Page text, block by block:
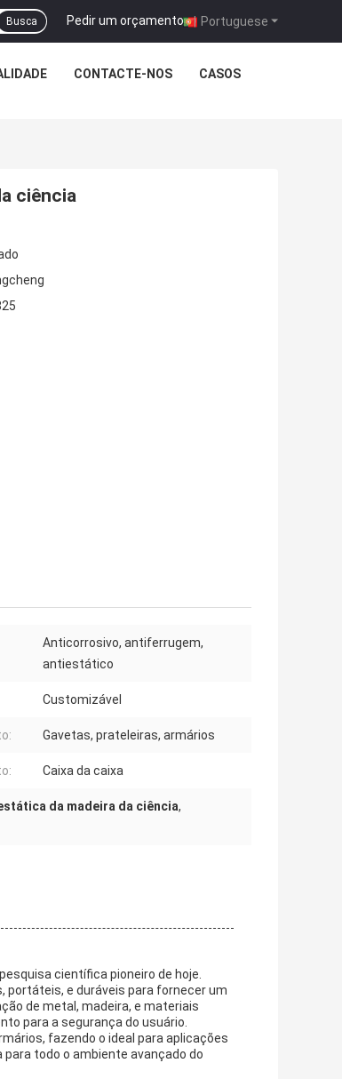
Portuguese
Pedir um orçamento |
Busca
CONTACTE-NOS CASOS
ciência
Anticorrosivo, antiferrugem,
antiestático
Customizável
Gavetas, prateleiras, armários
Caixa da caixa
da madeira da ciência,
científica pioneiro de hoje.
e duráveis para fornecer um
de metal, madeira, e materiais
para a segurança do usuário.
fazendo o ideal para aplicações
todo o ambiente avançado do